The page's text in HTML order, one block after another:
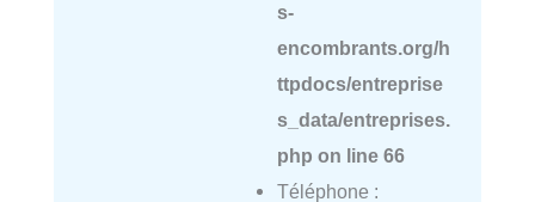
s-
encombrants.org/h
ttpdocs/entreprise
s_data/entreprises.
php on line 66
Téléphone :